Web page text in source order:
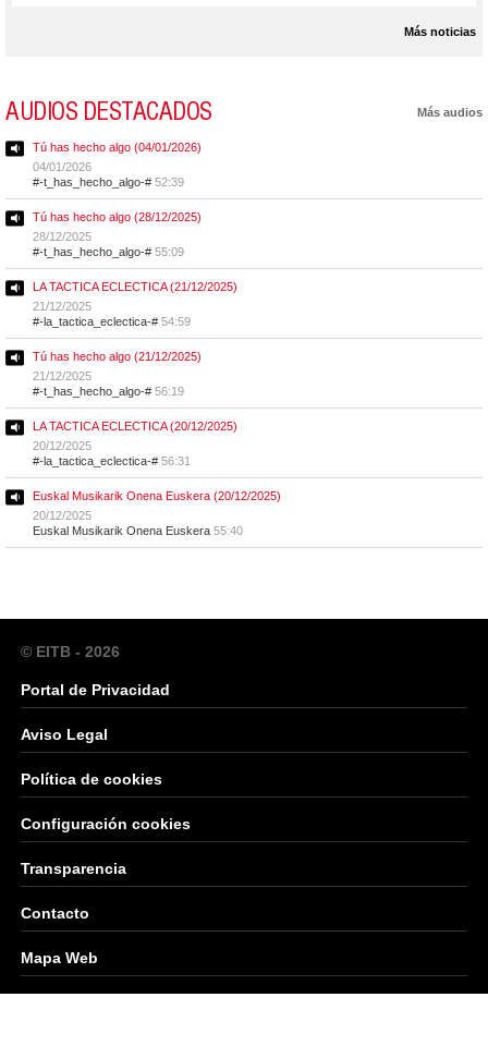
Más noticias
AUDIOS DESTACADOS Más audios
Tú has hecho algo (04/01/2026)
04/01/2026
#-t_has_hecho_algo-# 52:39
Tú has hecho algo (28/12/2025)
28/12/2025
#-t_has_hecho_algo-# 55:09
LA TACTICA ECLECTICA (21/12/2025)
21/12/2025
#-la_tactica_eclectica-# 54:59
Tú has hecho algo (21/12/2025)
21/12/2025
#-t_has_hecho_algo-# 56:19
LA TACTICA ECLECTICA (20/12/2025)
20/12/2025
#-la_tactica_eclectica-# 56:31
Euskal Musikarik Onena Euskera (20/12/2025)
20/12/2025
Euskal Musikarik Onena Euskera 55:40
© EITB - 2026
Portal de Privacidad
Aviso Legal
Política de cookies
Configuración cookies
Transparencia
Contacto
Mapa Web